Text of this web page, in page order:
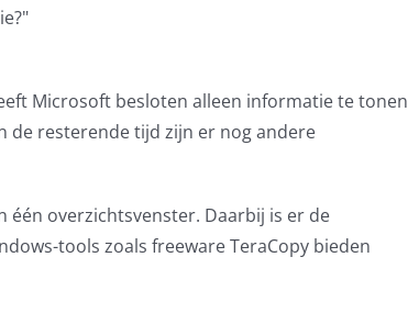
Microsoft besloten alleen informatie te tonen
de resterende tijd zijn er nog andere
één overzichtsvenster. Daarbij is er de
tools zoals freeware TeraCopy bieden